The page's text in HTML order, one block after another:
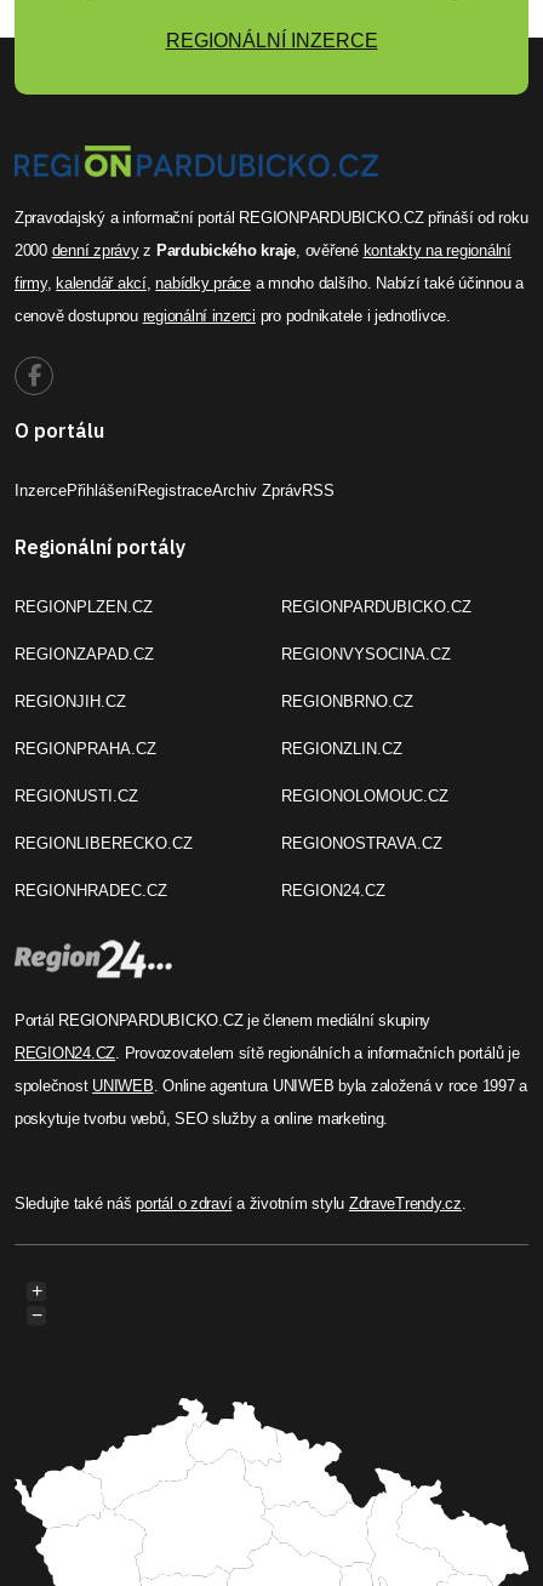
REGIONÁLNÍ INZERCE
Zpravodajský a informační portál REGIONPARDUBICKO.CZ přináší od roku
2000 denní zprávyz Pardubického kraje, ověřené kontakty na regionální
firmy, kalendář akcí,nabídky prácea mnoho dalšího. Nabízí také účinnou a
cenově dostupnou regionální inzerci pro podnikatele i jednotlivce.
O portálu
InzercePřihlášeníRegistraceArchiv ZprávRSS
Regionální portály
REGIONPLZEN.CZ
REGIONZAPAD.CZ
REGIONJIH.CZ
REGIONPRAHA.CZ
REGIONUSTI.CZ
REGIONLIBERECKO.CZ
REGIONHRADEC.CZ
REGIONPARDUBICKO.CZ
REGIONVYSOCINA.CZ
REGIONBRNO.CZ
REGIONZLIN.CZ
REGIONOLOMOUC.CZ
REGIONOSTRAVA.CZ
REGION24.CZ
Portál REGIONPARDUBICKO.CZ je členem mediální skupiny
REGION24.CZ. Provozovatelem sítě regionálních a informačních portálů je
společnost UNIWEB. Online agentura UNIWEB byla založená v roce 1997 a
poskytuje tvorbu webů, SEO služby a online marketing.
Sledujte také nášportál o zdravía životním stylu ZdraveTrendy.cz.
+
−